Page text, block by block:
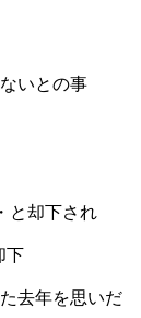
いとの事
と却下され
下
去年を思いだ